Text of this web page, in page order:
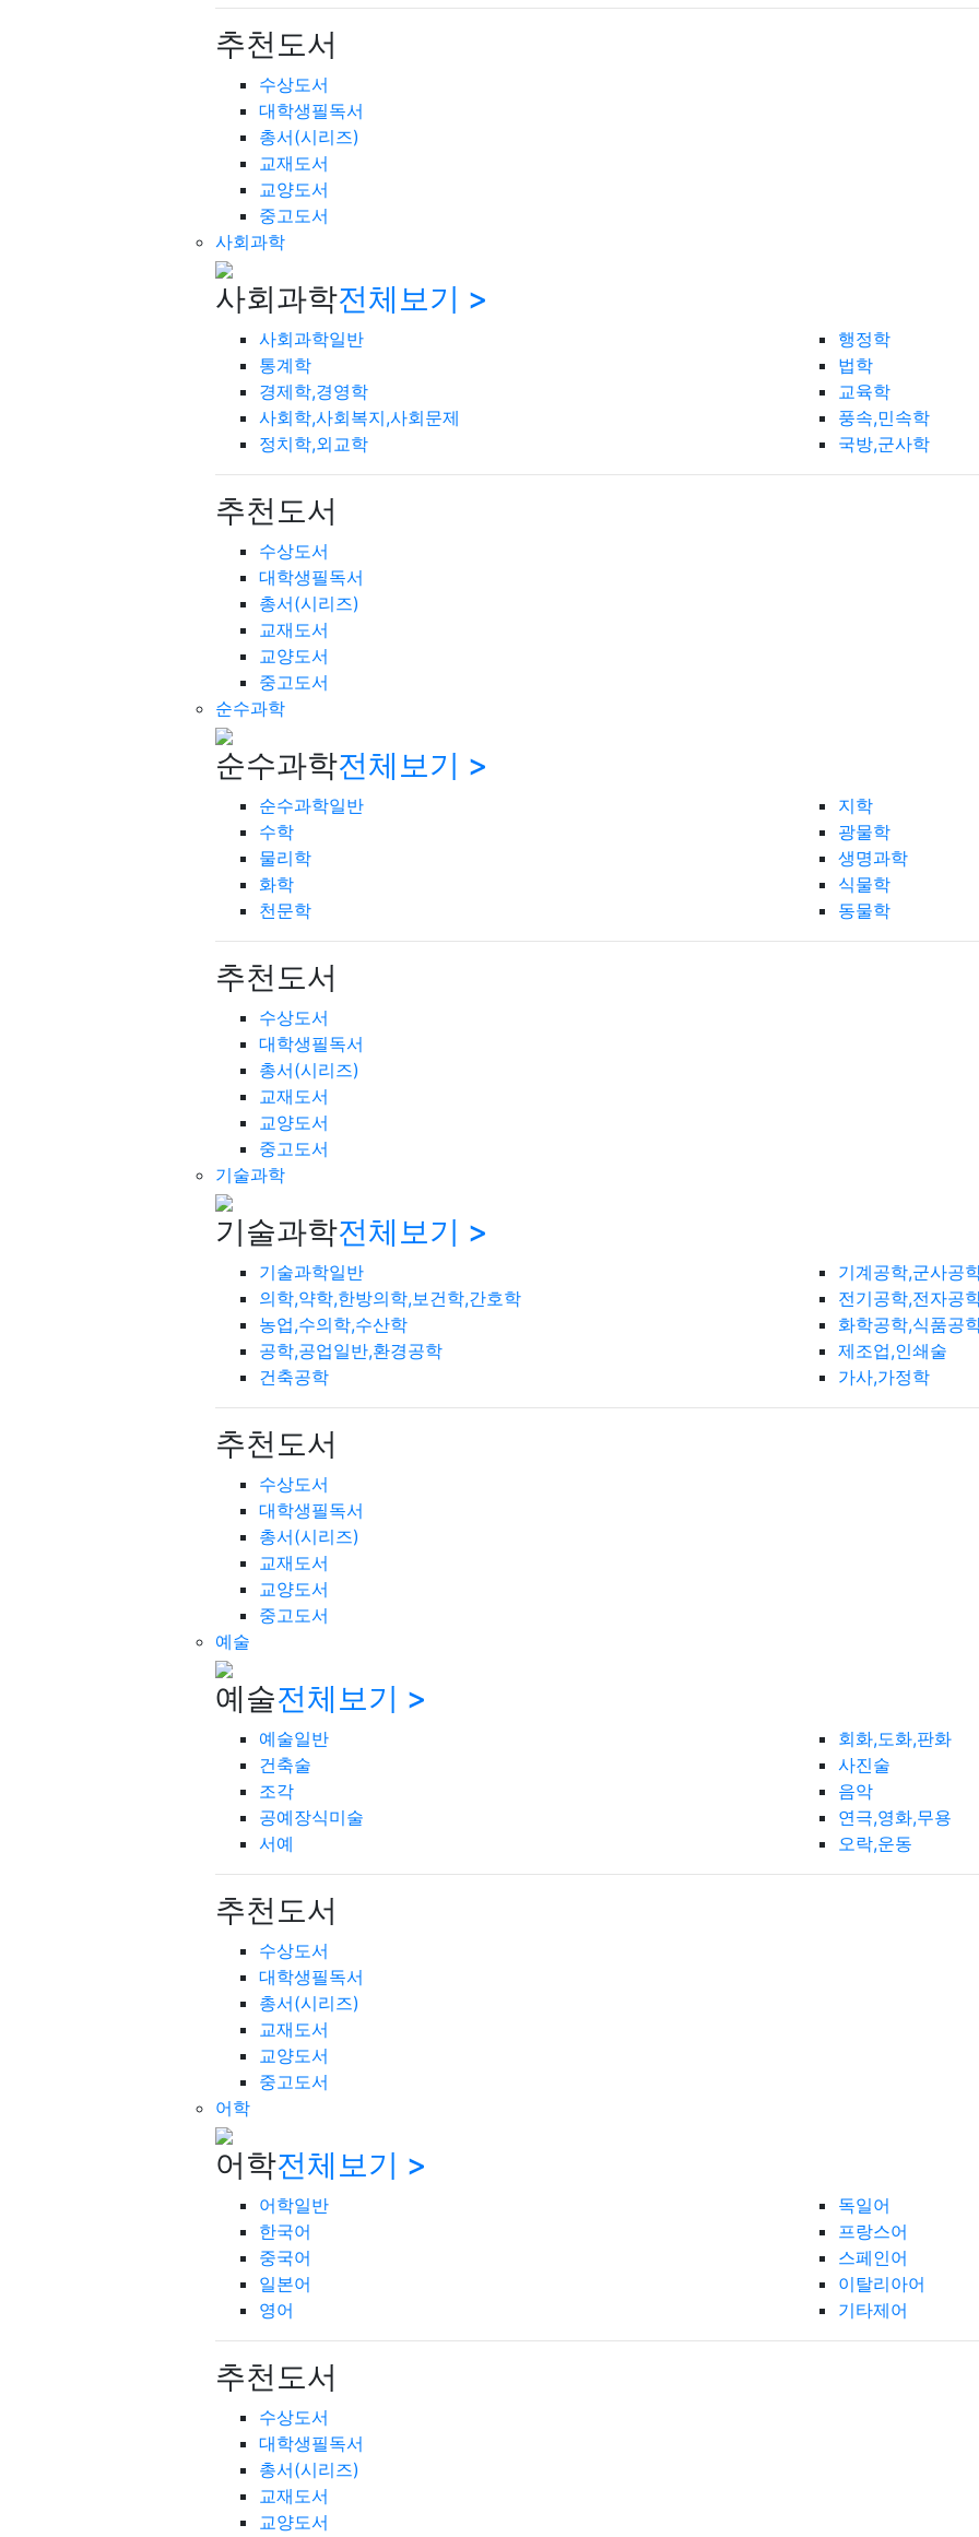
추천도서
수상도서
대학생필독서
총서(시리즈)
교재도서
교양도서
중고도서
사회과학
사회과학전체보기 >
사회과학일반
통계학
경제학,경영학
사회학,사회복지,사회문제
정치학,외교학
행정학
법학
교육학
풍속,민속학
국방,군사학
추천도서
수상도서
대학생필독서
총서(시리즈)
교재도서
교양도서
중고도서
순수과학
순수과학전체보기 >
순수과학일반
수학
물리학
화학
천문학
지학
광물학
생명과학
식물학
동물학
추천도서
수상도서
대학생필독서
총서(시리즈)
교재도서
교양도서
중고도서
기술과학
기술과학전체보기 >
기술과학일반
의학,약학,한방의학,보건학,간호학
농업,수의학,수산학
공학,공업일반,환경공학
건축공학
기계공학,군사공
전기공학,전자공
화학공학,식품공
제조업,인쇄술
가사,가정학
추천도서
수상도서
대학생필독서
총서(시리즈)
교재도서
교양도서
중고도서
예술
예술전체보기 >
예술일반
건축술
조각
공예장식미술
서예
회화,도화,판화
사진술
음악
연극,영화,무용
오락,운동
추천도서
수상도서
대학생필독서
총서(시리즈)
교재도서
교양도서
중고도서
어학
어학전체보기 >
어학일반
한국어
중국어
일본어
영어
독일어
프랑스어
스페인어
이탈리아어
기타제어
추천도서
수상도서
대학생필독서
총서(시리즈)
교재도서
교양도서